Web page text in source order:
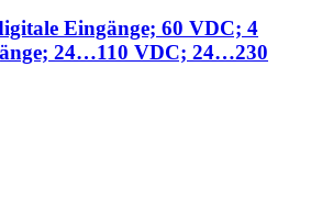
Eingänge; 60 VDC; 4
24…110 VDC; 24…230